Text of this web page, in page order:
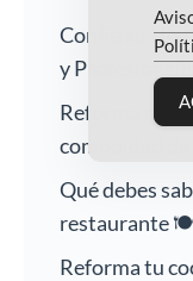
Confíe su
y
Reforma de
comodidad de
Qué debes
restaurante
Reforma tu